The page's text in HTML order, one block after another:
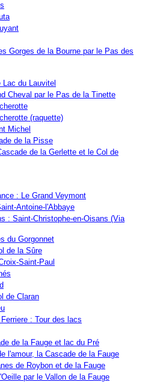
Gorges de la Bourne par le Pas des
du Lauvitel
Cheval par le Pas de la Tinette
(raquette)
Michel
de la Pisse
de la Gerlette et le Col de
: Le Grand Veymont
Antoine-l'Abbaye
: Saint-Christophe-en-Oisans (Via
du Gorgonnet
de la Sûre
Saint-Paul
de Claran
: Tour des lacs
de la Fauge et lac du Pré
l'amour, la Cascade de la Fauge
de Roybon et de la Fauge
par le Vallon de la Fauge